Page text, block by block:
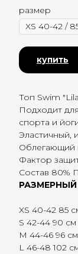
размер
купить
Топ Swim
Подходит
спорта и
Эластичный,
Облегающий
Фактор
Состав 80%
XS 40-42 85
S 42-44 90 см
M 44-46 96
L 46-48 102